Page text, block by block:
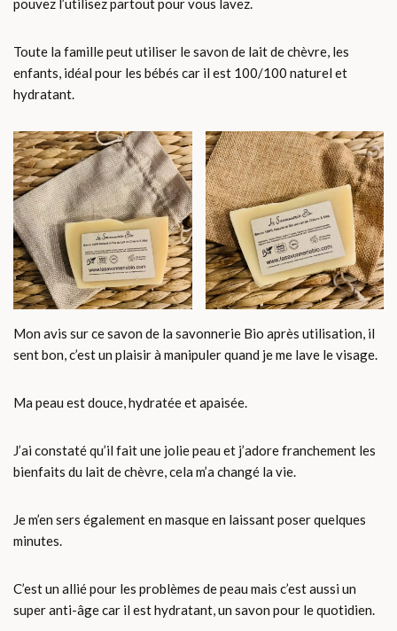
pouvez l’utilisez partout pour vous lavez.
Toute la famille peut utiliser le savon de lait de chèvre, les
enfants, idéal pour les bébés car il est 100/100 naturel et
hydratant.
Mon avis sur ce savon de la savonnerie Bio après utilisation, il
sent bon, c’est un plaisir à manipuler quand je me lave le visage.
Ma peau est douce, hydratée et apaisée.
J’ai constaté qu’il fait une jolie peau et j’adore franchement les
bienfaits du lait de chèvre, cela m’a changé la vie.
Je m’en sers également en masque en laissant poser quelques
minutes.
C’est un allié pour les problèmes de peau mais c’est aussi un
super anti-âge car il est hydratant, un savon pour le quotidien.